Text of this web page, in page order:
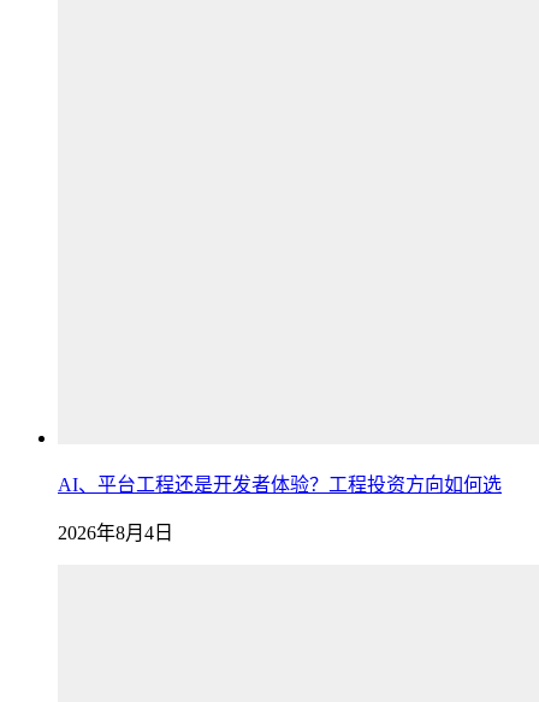
AI、平台工程还是开发者体验？工程投资方向如何选
2026年8月4日